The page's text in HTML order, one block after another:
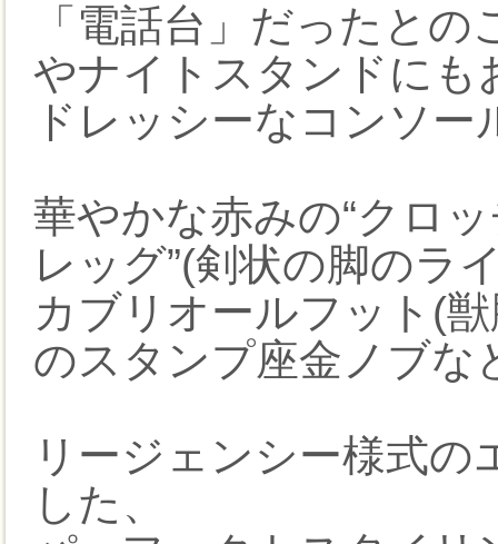
「電話台」だったと
やナイトスタンドにも
ドレッシーなコンソ
華やかな赤みの“クロ
レッグ”(剣状の脚のラ
カブリオールフット(
のスタンプ座金ノブな
リージェンシー様式
した、